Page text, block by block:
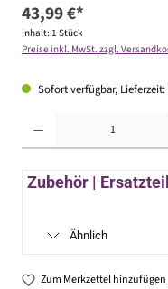
43,99 €*
Inhalt: 1 Stück
Preise inkl. MwSt. zzgl.
Sofort verfügbar,
Zubehör |
Ähnlich
Zum Merkzettel hinzufügen